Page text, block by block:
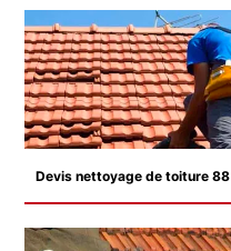
Devis nettoyage de toiture 88